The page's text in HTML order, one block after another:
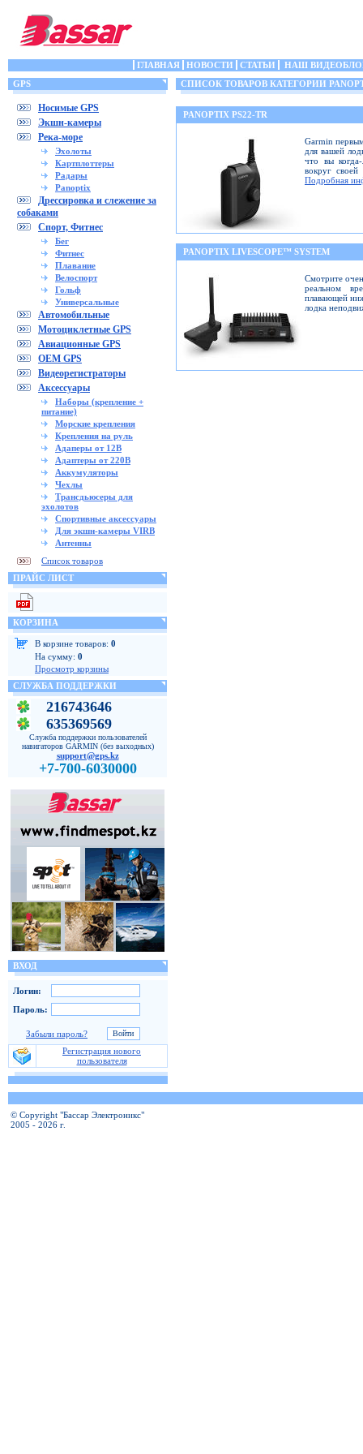
ГЛАВНАЯ НОВОСТИ СТАТЬИ
НАШ
GPS
Носимые GPS
Экшн-камеры
Река-море
Эхолоты
Картплоттеры
Радары
Panoptix
Дрессировка и слежение за
собаками
Спорт, Фитнес
Бег
Фитнес
Плавание
Велоспорт
Гольф
Универсальные
Автомобильные
Мотоциклетные GPS
Авиационные GPS
OEM GPS
Видеорегистраторы
Аксессуары
Наборы (крепление +
питание)
Морские крепления
Крепления на руль
Адаперы от 12В
Адаптеры от 220В
Аккумуляторы
Чехлы
Трансдьюсеры для
эхолотов
Спортивные аксессуары
Для экшн-камеры VIRB
Антенны
Список товаров
ПРАЙС ЛИСТ
КОРЗИНА
В корзине товаров: 0
На сумму: 0
Просмотр корзины
СЛУЖБА ПОДДЕРЖКИ
216743646
635369569
Служба поддержки пользователей
навигаторов GARMIN (без выходных)
support@gps.kz
+7-700-6030000
ВХОД
Логин:
Пароль:
Забыли пароль?
Регистрация нового
пользователя
СПИСОК ТОВАРОВ КАТЕГОРИИ
PANOPTIX PS22-TR
Garmin
для вашей
что вы
вокруг
Подробная
PANOPTIX LIVESCOPE™ SYSTEM
Смотрите
реальном
плавающей
лодка
© Copyright "Бассар Электроникс"
2005 - 2026 г.